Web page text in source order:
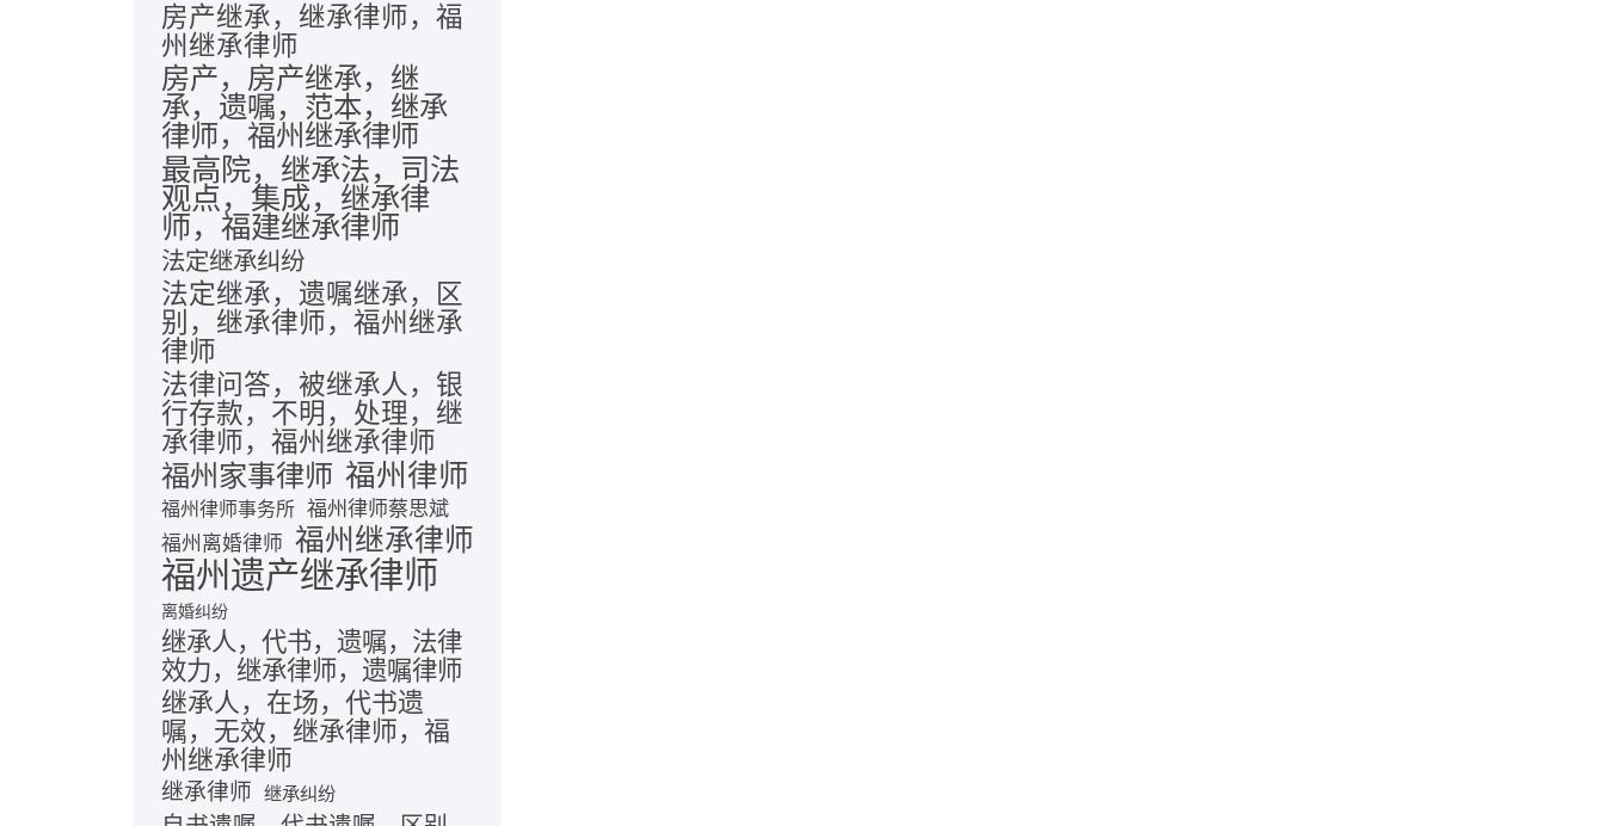
房产继承，继承律师，福
州继承律师
房产，房产继承，继
承，遗嘱，范本，继承
律师，福州继承律师
最高院，继承法，司法
观点，集成，继承律
师，福建继承律师
法定继承纠纷
法定继承，遗嘱继承，区
别，继承律师，福州继承
律师
法律问答，被继承人，银
行存款，不明，处理，继
承律师，福州继承律师
福州家事律师 福州律师
福州律师事务所 福州律师蔡思斌
福州离婚律师 福州继承律师
福州遗产继承律师
离婚纠纷
继承人，代书，遗嘱，法律
效力，继承律师，遗嘱律师
继承人，在场，代书遗
嘱，无效，继承律师，福
州继承律师
继承律师 继承纠纷